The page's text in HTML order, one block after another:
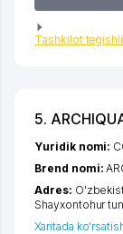
Tashkilot
5.
Yuridik nomi:
Brend nomi:
Adres:
Shayxontohur
Xaritada